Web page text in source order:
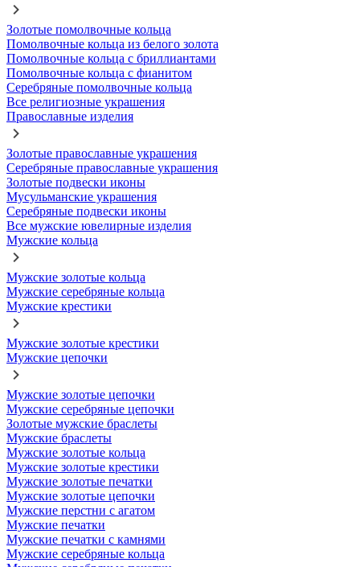
Золотые помолвочные кольца
Помолвочные кольца из белого золота
Помолвочные кольца с бриллиантами
Помолвочные кольца с фианитом
Серебряные помолвочные кольца
Все религиозные украшения
Православные изделия
Золотые православные украшения
Серебряные православные украшения
Золотые подвески иконы
Мусульманские украшения
Серебряные подвески иконы
Все мужские ювелирные изделия
Мужские кольца
Мужские золотые кольца
Мужские серебряные кольца
Мужские крестики
Мужские золотые крестики
Мужские цепочки
Мужские золотые цепочки
Мужские серебряные цепочки
Золотые мужские браслеты
Мужские браслеты
Мужские золотые кольца
Мужские золотые крестики
Мужские золотые печатки
Мужские золотые цепочки
Мужские перстни с агатом
Мужские печатки
Мужские печатки с камнями
Мужские серебряные кольца